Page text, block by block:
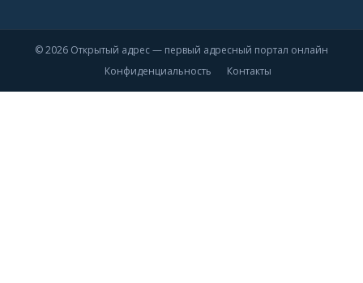
© 2026 Открытый адрес — первый адресный портал онлайн
Конфиденциальность
Контакты